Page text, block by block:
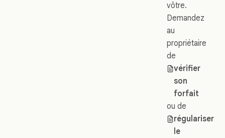
vôtre.
Demandez
au
propriétaire
de
vérifier
son
forfait
ou de
régulariser
le